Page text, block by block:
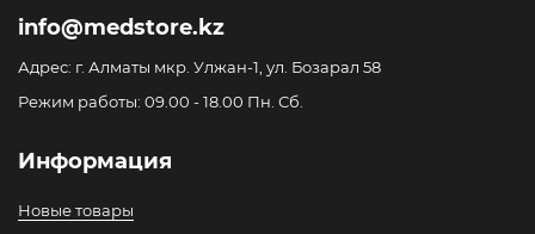
info@medstore.kz
Адрес: г. Алматы мкр. Улжан-1, ул. Бозарал 58
Режим работы: 09.00 - 18.00 Пн. Сб.
Информация
Новые товары